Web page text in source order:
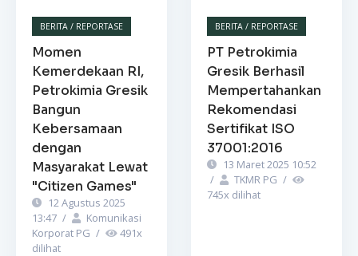
BERITA / REPORTASE
Momen
Kemerdekaan RI,
Petrokimia Gresik
Bangun
Kebersamaan
dengan
Masyarakat Lewat
"Citizen Games"
12 Agustus 2025
13:47 /
Komunikasi
Korporat PG / 491x
dilihat
BERITA / REPORTASE
PT Petrokimia
Gresik Berhasil
Mempertahankan
Rekomendasi
Sertifikat ISO
37001:2016
13 Maret 2025 10:52
/
TKMR PG /
745x dilihat